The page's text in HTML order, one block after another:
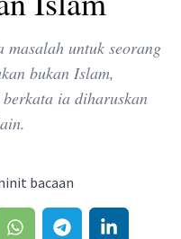
masalah untuk seorang
bukan Islam,
ia diharuskan
bacaan